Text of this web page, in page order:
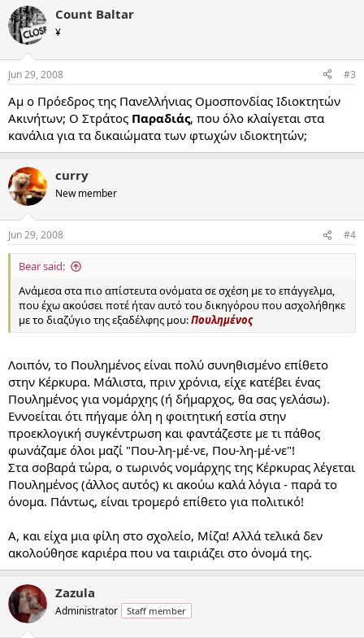
Count Baltar
¥
Jun 29, 2008 #3
Αμ ο Πρόεδρος της Πανελλήνιας Ομοσπονδίας Ιδιοκτητών
Ακινήτων; Ο Στράτος Παραδιάς, που όλο κλαίγεται στα
κανάλια για τα δικαιώματα των φτωχών ιδιοκτητών;
curry
New member
Jun 29, 2008 #4
Bear said:
Ανάμεσα στα πιο απίστευτα ονόματα σε σχέση με το επάγγελμα,
που έχω ακούσει ποτέ ήταν αυτό του δικηγόρου που ασχολήθηκε
με το διαζύγιο της εξαδέλφης μου:Πουλημένος
Λοιπόν, το Πουλημένος είναι πολύ συνηθισμένο επίθετο
στην Κέρκυρα. Μάλιστα, πριν χρόνια, είχε κατέβει ένας
Πουλημένος για νομάρχης (ή δήμαρχος, θα σας γελάσω).
Εννοείται ότι πήγαμε όλη η φοιτητική εστία στην
προεκλογική συγκέντρωση και φαντάζεστε με τι πάθος
φωνάζαμε όλοι μαζί "Που-λη-μέ-νε, Που-λη-μέ-νε"!
Στα σοβαρά τώρα, ο τωρινός νομάρχης της Κέρκυρας λέγεται
Πουλημένος (άλλος αυτός) κι ακούω καλά λόγια - παρά το
όνομα. Πάντως, είναι τρομερό επίθετο για πολιτικό!
Α, και είχα μια φίλη στο σχολείο, Μίζα! Αλλά τελικά δεν
ακολούθησε καριέρα που να ταιριάζει στο όνομά της.
Zazula
Administrator Staff member